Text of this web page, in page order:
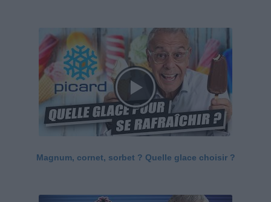
Magnum, cornet, sorbet ? Quelle glace choisir ?